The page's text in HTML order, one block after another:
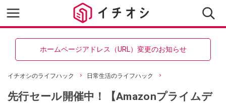
ホームページアドレス（URL）変更のお知らせ
イチオシのライフハック 日常生活のライフハック
先行セール開催中！【Amazonプライムデ